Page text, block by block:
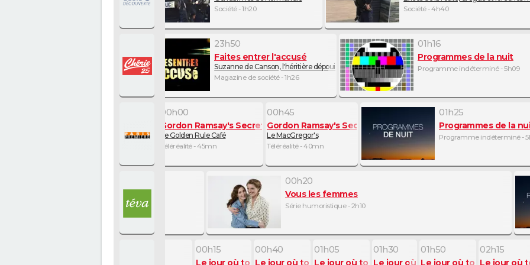
Société - 1h20 Société - 4h40
23h50
Faites entrer l'accusé
Suzanne de Canson, l'héritière dépouillée
Magazine de société - 1h26
01h16
Programmes de la nuit
Programme indéterminé - 5h09
Gordon Ramsay's Secret Service
00h00
Gordon Ramsay's Secret Service
Le Golden Rule Café
Téléréalité - 45mn
00h45
Gordon Ramsay's Secret Service
Le MacGregor's
Téléréalité - 40mn
01h25
Programmes de la
Programme indéterminé -
00h20
Vous les femmes
Série humoristique - 2h10
00h15
Le jour où tout a basculé
00h40
Le jour où tout a basculé
01h05
Le jour où tout a basculé
01h30
Le jour où tout a basculé
01h50
Le jour où tout a basculé
02h15
Le jour où